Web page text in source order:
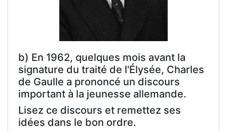
b) En 1962, quelques mois avant la
signature du traité de l'Élysée, Charles
de Gaulle a prononcé un discours
important à la jeunesse allemande.
Lisez ce discours et remettez ses
idées dans le bon ordre.